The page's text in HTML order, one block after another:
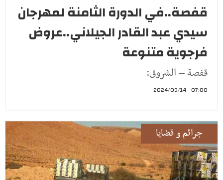
قفصة..في الدورة الثامنة لمهرجان
سيدي عبد القادر الجيلاني..عروض
فرجوية متنوعة
قفصة – الشروق:
07:00 - 2024/09/14
جرائم و قضايا